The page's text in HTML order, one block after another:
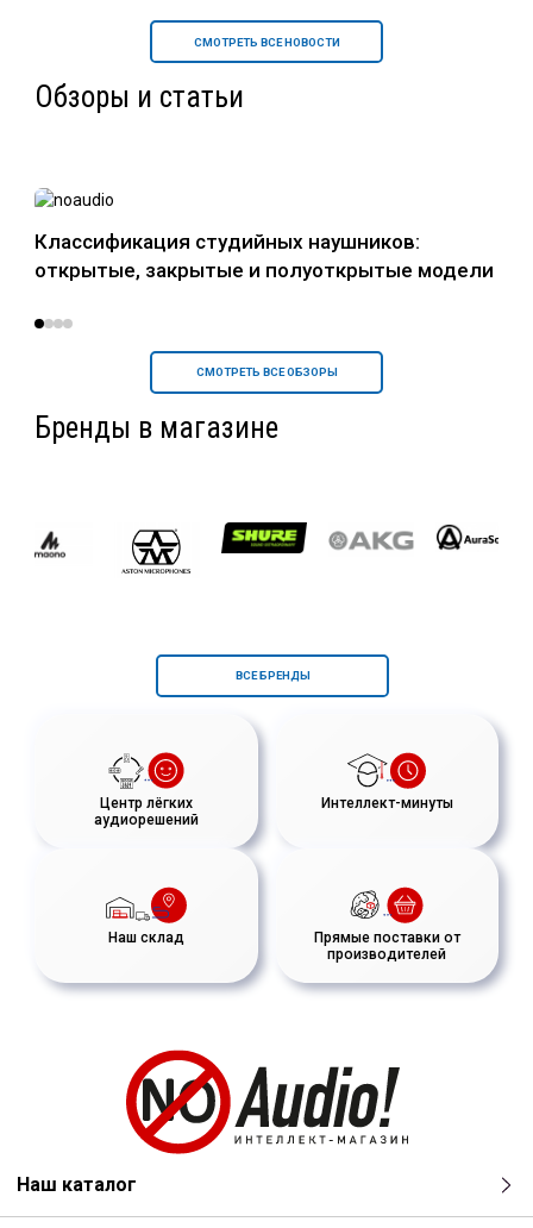
СМОТРЕТЬ ВСЕ НОВОСТИ
Обзоры и статьи
Классификация студийных наушников:
открытые, закрытые и полуоткрытые модели
СМОТРЕТЬ ВСЕ ОБЗОРЫ
Бренды в магазине
ВСЕ БРЕНДЫ
Центр лёгких
аудиорешений
Интеллект-минуты
Наш склад
Прямые поставки от
производителей
Наш каталог